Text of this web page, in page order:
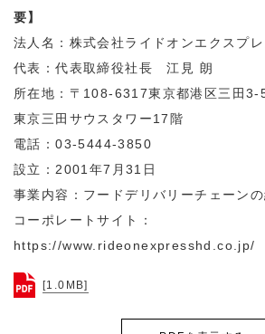
要】
法人名：株式会社ライドオンエクスプ
代表：代表取締役社長 江見 朗
所在地：〒108-6317東京都港区三田
東京三田サウスタワー17階
電話：03-5444-3850
設立：2001年7月31日
事業内容：フードデリバリーチェーン
コーポレートサイト：
https://www.rideonexpresshd.co.jp/
[1.0MB]